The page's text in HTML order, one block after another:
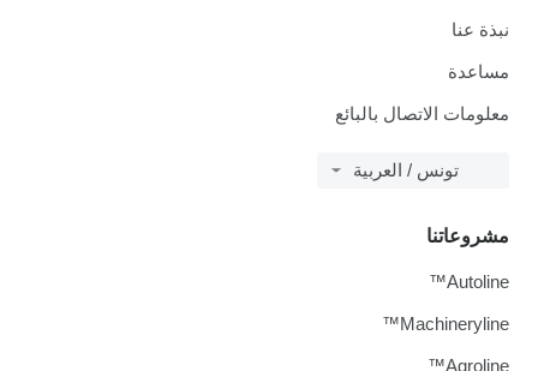
نبذة عنا
مساعدة
معلومات الاتصال بالبائع
تونس / العربية
مشروعاتنا
Autoline™
Machineryline™
Agroline™